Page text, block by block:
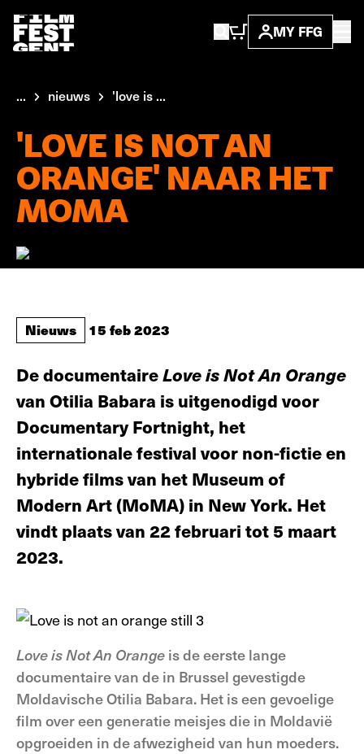
MY FFG
... nieuws 'love is ...
'LOVE IS NOT AN
ORANGE' NAAR HET
MOMA
Nieuws 15 feb 2023
De documentaireLove isNot An Orange
van Otilia Babara is uitgenodigd voor
Documentary Fortnight, het
internationale festival voor non-fictie en
hybride films van het Museum of
Modern Art (MoMA) in New York. Het
vindt plaats van 22 februari tot 5 maart
2023.
Love isNot An Orange is de eerste lange
documentaire van de in Brussel gevestigde
Moldavische Otilia Babara. Het is een gevoelige
film over een generatie meisjes die in Moldavië
opgroeiden in de afwezigheid van hun moeders.